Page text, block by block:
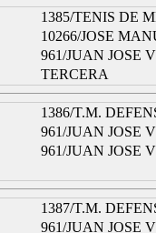
1385/TENIS DE
10266/JOSE
961/JUAN JOSE
TERCERA
1386/T.M.
961/JUAN JOSE
961/JUAN JOSE
1387/T.M.
961/JUAN JOSE